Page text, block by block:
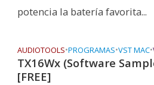
potencia la batería favorita...
AUDIOTOOLS•PROGRAMAS•VST MAC•
TX16Wx (Software
[FREE]